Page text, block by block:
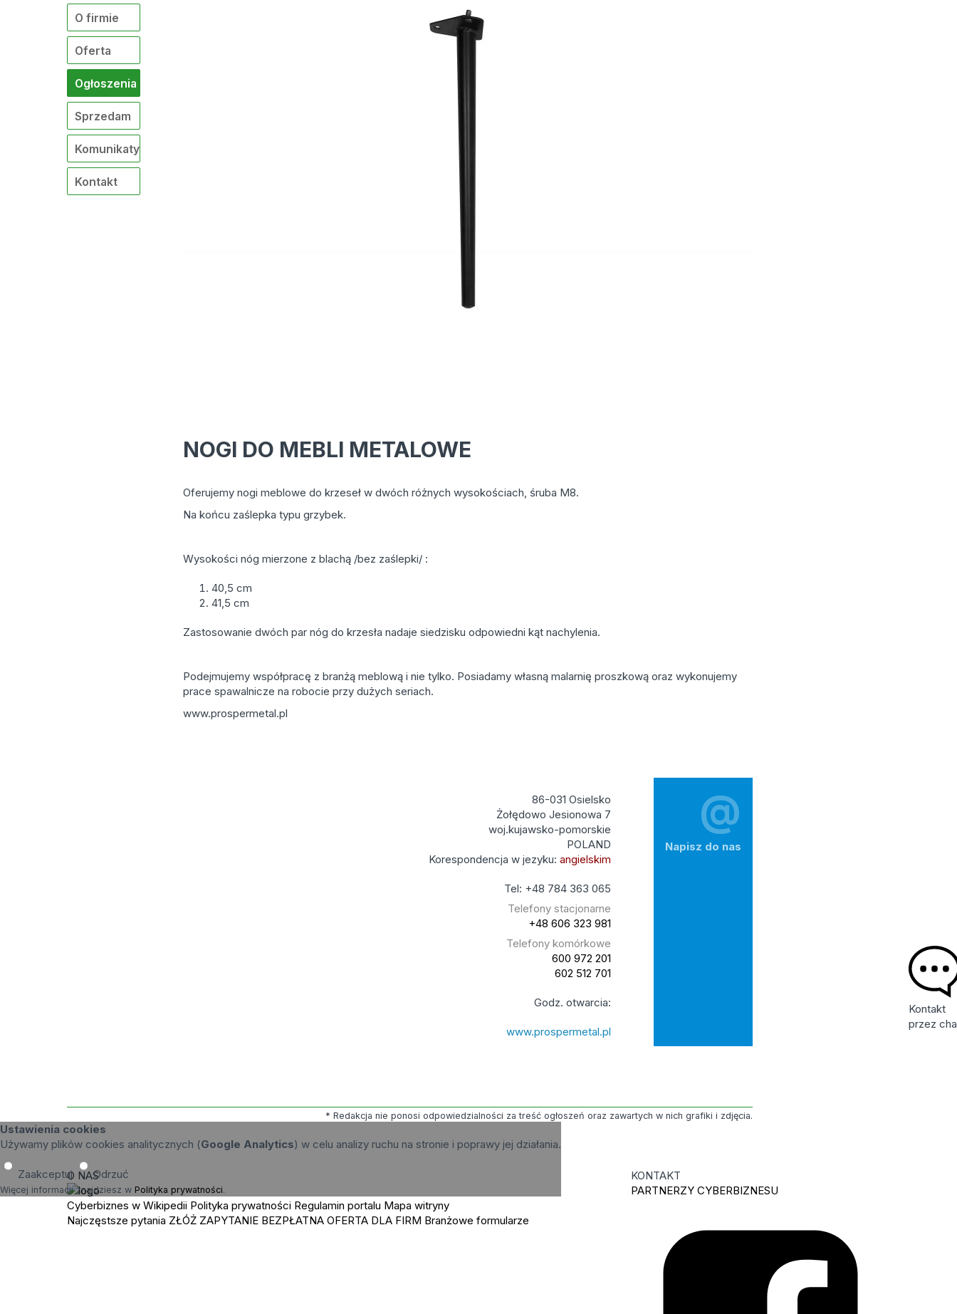
O firmie
Oferta
Ogłoszenia
Sprzedam
Komunikaty
Kontakt
NOGI DO MEBLI METALOWE
Oferujemy nogi meblowe do krzeseł w dwóch różnych wysokościach, śruba M8.
Na końcu zaślepka typu grzybek.
Wysokości nóg mierzone z blachą /bez zaślepki/ :
40,5 cm
41,5 cm
Zastosowanie dwóch par nóg do krzesła nadaje siedzisku odpowiedni kąt nachylenia.
Podejmujemy współpracę z branżą meblową i nie tylko. Posiadamy własną malarnię proszkową oraz wykonujemy
prace spawalnicze na robocie przy dużych seriach.
www.prospermetal.pl
86-031 Osielsko
Żołędowo Jesionowa 7
woj.kujawsko-pomorskie
POLAND
Korespondencja w jezyku:angielskim
Tel: +48 784 363 065
Telefony stacjonarne
+48 606 323 981
Telefony komórkowe
600 972 201
602 512 701
Godz. otwarcia:
www.prospermetal.pl
@
Napisz do nas
* Redakcja nie ponosi odpowiedzialności za treść ogłoszeń oraz zawartych w nich grafiki i zdjęcia.
Kontakt
przez
Ustawienia cookies
Używamy plików cookies analitycznych (Google Analytics) w celu analizy ruchu na stronie i poprawy jej działania.
Zaakceptuj Odrzuć
Więcej informacji znajdziesz w Polityka prywatności.
O NAS
Cyberbiznes w Wikipedii Polityka prywatności Regulamin portalu Mapa witryny
Najczęstsze pytania ZŁÓŻ ZAPYTANIE BEZPŁATNA OFERTA DLA FIRM Branżowe formularze
KONTAKT
PARTNERZY CYBERBIZNESU